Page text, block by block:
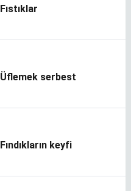
Fıstıklar
Üflemek serbest
Fındıkların keyfi